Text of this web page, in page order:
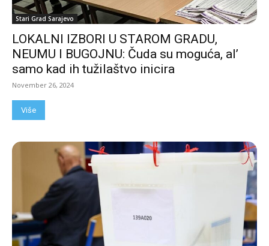
Stari Grad Sarajevo
LOKALNI IZBORI U STAROM GRADU,
NEUMU I BUGOJNU: Čuda su moguća, al’
samo kad ih tužilaštvo inicira
November 26, 2024
Više